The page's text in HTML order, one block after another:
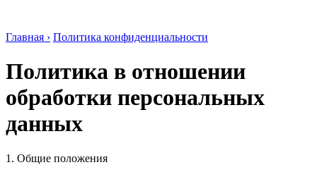
Главная › Политика конфиденциальности
Политика в отношении
обработки персональных
данных
1. Общие положения